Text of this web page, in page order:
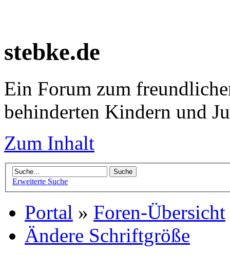
stebke.de
Ein Forum zum
behinderten Kindern und
Zum Inhalt
Erweiterte Suche
Portal » Foren-Übersicht
Ändere Schriftgröße